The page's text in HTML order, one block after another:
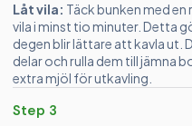
Låt vila: Täck bunken med
vila i minst tio minuter. Detta
degen blir lättare att kavla ut.
delar och rulla dem till jämna
extra mjöl för utkavling.
Step 3